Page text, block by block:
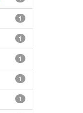
1
1
1
1
1